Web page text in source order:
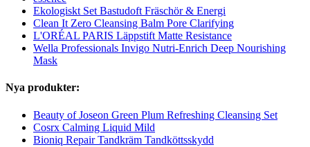
Ekologiskt Set Bastudoft Fräschör & Energi
Clean It Zero Cleansing Balm Pore Clarifying
L'ORÉAL PARIS Läppstift Matte Resistance
Wella Professionals Invigo Nutri-Enrich Deep Nourishing
Mask
Nya produkter:
Beauty of Joseon Green Plum Refreshing Cleansing Set
Cosrx Calming Liquid Mild
Bioniq Repair Tandkräm Tandköttsskydd